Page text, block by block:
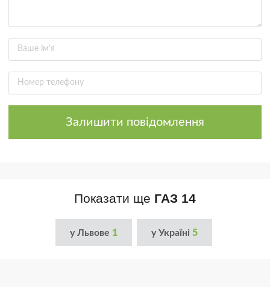
Залишити повідомлення
Показати ще ГАЗ 14
у Львове 1 у Україні 5